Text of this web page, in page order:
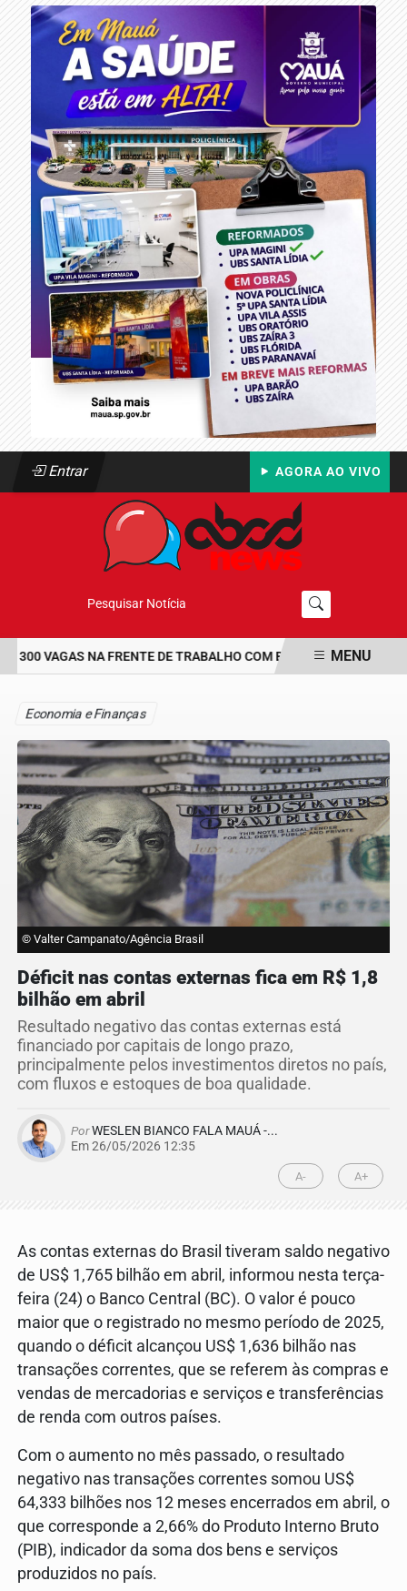
Entrar AGORA AO VIVO
Pesquisar Notícia
VAGAS NA FRENTE DE TRABALHO COM BOLSA DE UM SALÁRIO-
MENU
Economia e Finanças
© Valter Campanato/Agência Brasil
Déficit nas contas externas fica em R$ 1,8
bilhão em abril
Resultado negativo das contas externas está
financiado por capitais de longo prazo,
principalmente pelos investimentos diretos no país,
com fluxos e estoques de boa qualidade.
PorWESLEN BIANCO FALA MAUÁ -...
Em 26/05/2026 12:35
A- A+
As contas externas do Brasil tiveram saldo negativo
de US$ 1,765 bilhão em abril, informou nesta terça-
feira (24) o Banco Central (BC). O valor é pouco
maior que o registrado no mesmo período de 2025,
quando o déficit alcançou US$ 1,636 bilhão nas
transações correntes, que se referem às compras e
vendas de mercadorias e serviços e transferências
de renda com outros países.
Com o aumento no mês passado, o resultado
negativo nas transações correntes somou US$
64,333 bilhões nos 12 meses encerrados em abril, o
que corresponde a 2,66% do Produto Interno Bruto
(PIB), indicador da soma dos bens e serviços
produzidos no país.